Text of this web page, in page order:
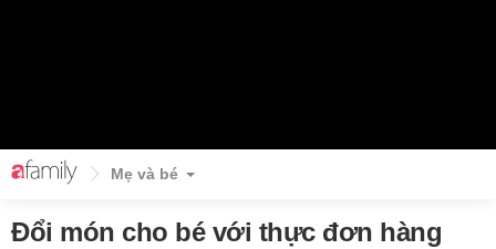
Mẹ và bé
Đổi món cho bé với thực đơn hàng